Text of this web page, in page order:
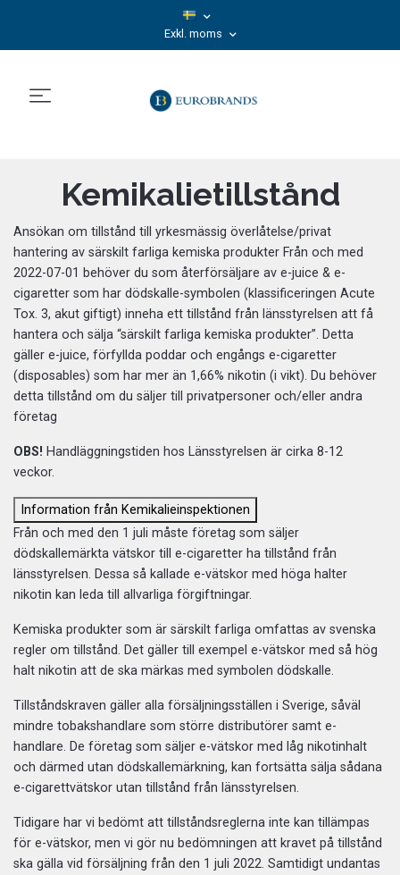
Exkl. moms
Kemikalietillstånd
Ansökan om tillstånd till yrkesmässig överlåtelse/privat
hantering av särskilt farliga kemiska produkter Från och med
2022-07-01 behöver du som återförsäljare av e-juice & e-
cigaretter som har dödskalle-symbolen (klassificeringen Acute
Tox. 3, akut giftigt) inneha ett tillstånd från länsstyrelsen att få
hantera och sälja “särskilt farliga kemiska produkter”. Detta
gäller e-juice, förfyllda poddar och engångs e-cigaretter
(disposables) som har mer än 1,66% nikotin (i vikt). Du behöver
detta tillstånd om du säljer till privatpersoner och/eller andra
företag
OBS! Handläggningstiden hos Länsstyrelsen är cirka 8-12
veckor.
Information från Kemikalieinspektionen
Från och med den 1 juli måste företag som säljer
dödskallemärkta vätskor till e-cigaretter ha tillstånd från
länsstyrelsen. Dessa så kallade e-vätskor med höga halter
nikotin kan leda till allvarliga förgiftningar.
Kemiska produkter som är särskilt farliga omfattas av svenska
regler om tillstånd. Det gäller till exempel e-vätskor med så hög
halt nikotin att de ska märkas med symbolen dödskalle.
Tillståndskraven gäller alla försäljningsställen i Sverige, såväl
mindre tobakshandlare som större distributörer samt e-
handlare. De företag som säljer e-vätskor med låg nikotinhalt
och därmed utan dödskallemärkning, kan fortsätta sälja sådana
e-cigarettvätskor utan tillstånd från länsstyrelsen.
Tidigare har vi bedömt att tillståndsreglerna inte kan tillämpas
för e-vätskor, men vi gör nu bedömningen att kravet på tillstånd
ska gälla vid försäljning från den 1 juli 2022. Samtidigt undantas